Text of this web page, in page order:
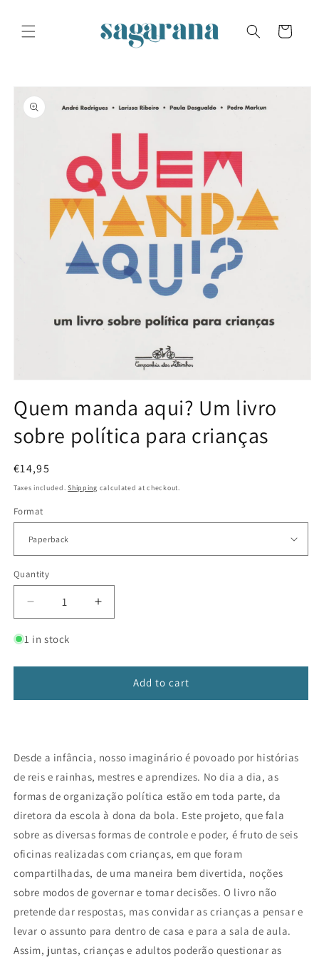
content
Cart
Skip to
product
information
1
in
modal
Quem manda aqui? Um livro
sobre política para crianças
Regular
price
€14,95
Taxes included.Shipping calculated at checkout.
Format
Quantity
Decrease
quantity
for
manda
Um
para
crianças
Increase
quantity
manda
Um
para
crianças
1 in stock
Add to cart
Desde a infância, nosso imaginário é povoado por histórias
de reis e rainhas, mestres e aprendizes. No dia a dia, as
formas de organização política estão em toda parte, da
diretora da escola à dona da bola. Este projeto, que fala
sobre as diversas formas de controle e poder, é fruto de seis
oficinas realizadas com crianças, em que foram
compartilhadas, de uma maneira bem divertida, noções
sobre modos de governar e tomar decisões. O livro não
pretende dar respostas, mas convidar as crianças a pensar e
levar o assunto para dentro de casa e para a sala de aula.
Assim, juntas, crianças e adultos poderão questionar as